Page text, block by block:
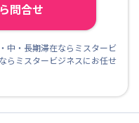
問合せ
中・長期滞在ならミスタービ
らミスタービジネスにお任せ